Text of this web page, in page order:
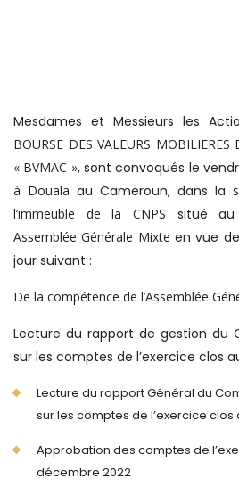
Mesdames et Messieurs les
BOURSE DES VALEURS MOBILIERES
« BVMAC », sont convoqués le
à Douala au Cameroun, dans la
l’immeuble de la CNPS situé au
Assemblée Générale Mixte en vue
jour suivant :
De la compétence de l’Assemblée
Lecture du rapport de gestion du
sur les comptes de l’exercice clos
Lecture du rapport Général du
sur les comptes de l’exercice clos
Approbation des comptes de
décembre 2022